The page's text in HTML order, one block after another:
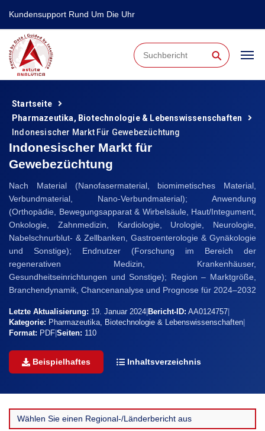
Kundensupport Rund Um Die Uhr
⚲
Startseite
Pharmazeutika, Biotechnologie & Lebenswissenschaften
Indonesischer Markt Für Gewebezüchtung
Indonesischer Markt für
Gewebezüchtung
Nach Material (Nanofasermaterial, biomimetisches Material,
Verbundmaterial, Nano-Verbundmaterial); Anwendung
(Orthopädie, Bewegungsapparat & Wirbelsäule, Haut/Integument,
Onkologie, Zahnmedizin, Kardiologie, Urologie, Neurologie,
Nabelschnurblut- & Zellbanken, Gastroenterologie & Gynäkologie
und Sonstige); Endnutzer (Forschung im Bereich der
regenerativen Medizin, Krankenhäuser,
Gesundheitseinrichtungen und Sonstige); Region – Marktgröße,
Branchendynamik, Chancenanalyse und Prognose für 2024–2032
Letzte Aktualisierung: 19. Januar 2024 Bericht-ID: AA0124757
Kategorie: Pharmazeutika, Biotechnologie & Lebenswissenschaften
Format: PDF Seiten: 110
Beispielhaftes Inhaltsverzeichnis